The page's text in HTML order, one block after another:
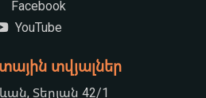
Facebook
YouTube
տվյալներ
Տերյան 42/1